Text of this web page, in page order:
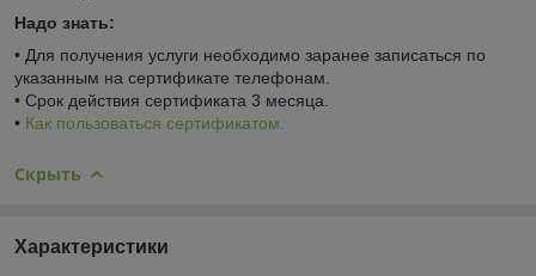
Надо знать:
• Для получения услуги необходимо заранее записаться по
указанным на сертификате телефонам.
• Срок действия сертификата 3 месяца.
• Как пользоваться сертификатом.
Скрыть
Характеристики